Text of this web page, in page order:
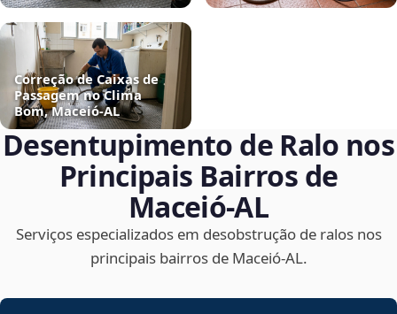
Correção de Caixas de
Passagem no Clima
Bom, Maceió‑AL
Desentupimento de Ralo nos
Principais Bairros de
Maceió‑AL
Serviços especializados em desobstrução de ralos nos
principais bairros de Maceió‑AL.